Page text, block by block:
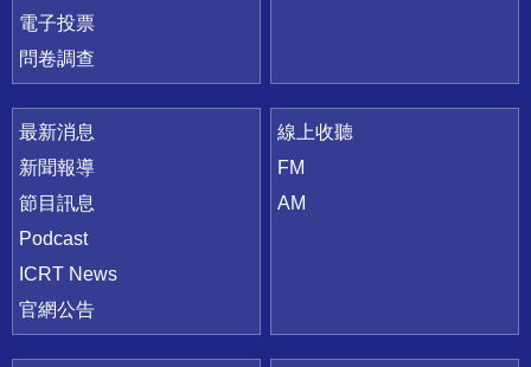
電子投票
問卷調查
最新消息
新聞報導
節目訊息
Podcast
ICRT News
官網公告
線上收聽
FM
AM